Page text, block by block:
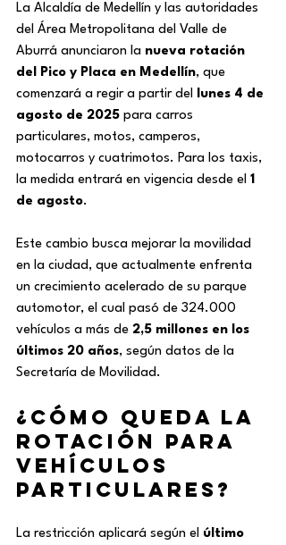
La Alcaldía de Medellín y las autoridades
del Área Metropolitana del Valle de
Aburrá anunciaron la nueva rotación
del Pico y Placa en Medellín, que
comenzará a regir a partir del lunes 4 de
agosto de 2025 para carros
particulares, motos, camperos,
motocarros y cuatrimotos. Para los taxis,
la medida entrará en vigencia desde el 1
de agosto.
Este cambio busca mejorar la movilidad
en la ciudad, que actualmente enfrenta
un crecimiento acelerado de su parque
automotor, el cual pasó de 324.000
vehículos a más de 2,5 millones en los
últimos 20 años, según datos de la
Secretaría de Movilidad.
¿Cómo queda la
rotación para
vehículos
particulares?
La restricción aplicará según el último